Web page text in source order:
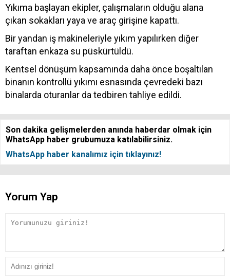
Yıkıma başlayan ekipler, çalışmaların olduğu alana
çıkan sokakları yaya ve araç girişine kapattı.
Bir yandan iş makineleriyle yıkım yapılırken diğer
taraftan enkaza su püskürtüldü.
Kentsel dönüşüm kapsamında daha önce boşaltılan
binanın kontrollü yıkımı esnasında çevredeki bazı
binalarda oturanlar da tedbiren tahliye edildi.
Son dakika gelişmelerden anında haberdar olmak için
WhatsApp haber grubumuza katılabilirsiniz.
WhatsApp haber kanalımız için tıklayınız!
Yorum Yap